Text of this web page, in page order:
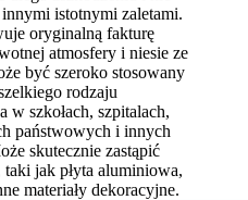
istotnymi zaletami.
oryginalną fakturę
atmosfery i niesie ze
być szeroko stosowany
rodzaju
w szkołach, szpitalach,
państwowych i innych
skutecznie zastąpić
taki jak płyta aluminiowa,
materiały dekoracyjne.